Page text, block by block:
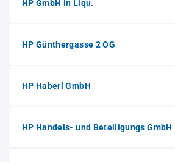
HP GmbH in Liqu.
HP Günthergasse 2 OG
HP Haberl GmbH
HP Handels- und Beteiligungs GmbH